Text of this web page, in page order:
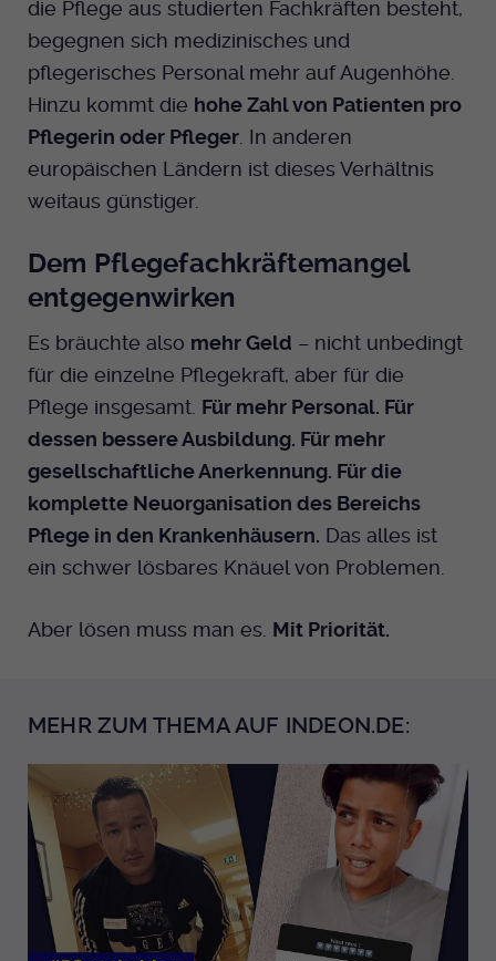
die Pflege aus studierten Fachkräften besteht,
begegnen sich medizinisches und
pflegerisches Personal mehr auf Augenhöhe.
Hinzu kommt die hohe Zahl von Patienten pro
Pflegerin oder Pfleger. In anderen
europäischen Ländern ist dieses Verhältnis
weitaus günstiger.
Dem Pflegefachkräftemangel
entgegenwirken
Es bräuchte also mehr Geld – nicht unbedingt
für die einzelne Pflegekraft, aber für die
Pflege insgesamt. Für mehr Personal. Für
dessen bessere Ausbildung. Für mehr
gesellschaftliche Anerkennung. Für die
komplette Neuorganisation des Bereichs
Pflege in den Krankenhäusern. Das alles ist
ein schwer lösbares Knäuel von Problemen.
Aber lösen muss man es. Mit Priorität.
MEHR ZUM THEMA AUF INDEON.DE: